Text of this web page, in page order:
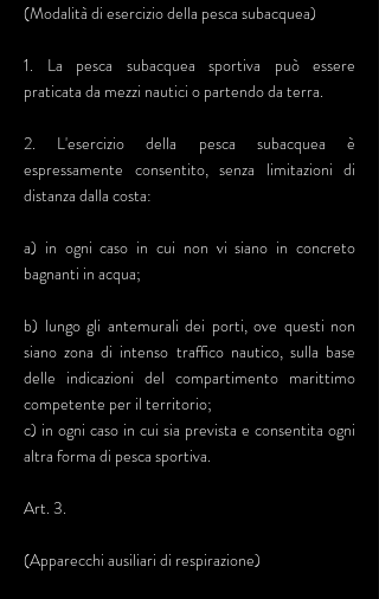
(Modalità di esercizio della pesca subacquea)
1. La pesca subacquea sportiva può essere
praticata da mezzi nautici o partendo da terra.
2. L'esercizio della pesca subacquea è
espressamente consentito, senza limitazioni di
distanza dalla costa:
a) in ogni caso in cui non vi siano in concreto
bagnanti in acqua;
b) lungo gli antemurali dei porti, ove questi non
siano zona di intenso traffico nautico, sulla base
delle indicazioni del compartimento marittimo
competente per il territorio;
c) in ogni caso in cui sia prevista e consentita ogni
altra forma di pesca sportiva.
Art. 3.
(Apparecchi ausiliari di respirazione)